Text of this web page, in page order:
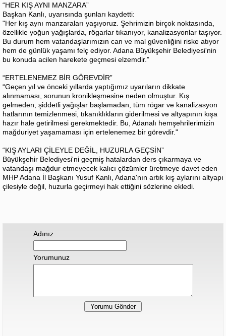
“HER KIŞ AYNI MANZARA”
Başkan Kanlı, uyarısında şunları kaydetti:
"Her kış aynı manzaraları yaşıyoruz. Şehrimizin birçok noktasında,
özellikle yoğun yağışlarda, rögarlar tıkanıyor, kanalizasyonlar taşıyor.
Bu durum hem vatandaşlarımızın can ve mal güvenliğini riske atıyor
hem de günlük yaşamı felç ediyor. Adana Büyükşehir Belediyesi'nin
bu konuda acilen harekete geçmesi elzemdir.”
“ERTELENEMEZ BİR GÖREVDİR”
“Geçen yıl ve önceki yıllarda yaptığımız uyarıların dikkate
alınmaması, sorunun kronikleşmesine neden olmuştur. Kış
gelmeden, şiddetli yağışlar başlamadan, tüm rögar ve kanalizasyon
hatlarının temizlenmesi, tıkanıklıkların giderilmesi ve altyapının kışa
hazır hale getirilmesi gerekmektedir. Bu, Adanalı hemşehrilerimizin
mağduriyet yaşamaması için ertelenemez bir görevdir."
“KIŞ AYLARI ÇİLEYLE DEĞİL, HUZURLA GEÇSİN”
Büyükşehir Belediyesi'ni geçmiş hatalardan ders çıkarmaya ve
vatandaşı mağdur etmeyecek kalıcı çözümler üretmeye davet eden
MHP Adana İl Başkanı Yusuf Kanlı, Adana'nın artık kış aylarını altyapı
çilesiyle değil, huzurla geçirmeyi hak ettiğini sözlerine ekledi.
Adınız
Yorumunuz